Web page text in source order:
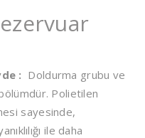
: Doldurma grubu ve
Polietilen
sayesinde,
ile daha